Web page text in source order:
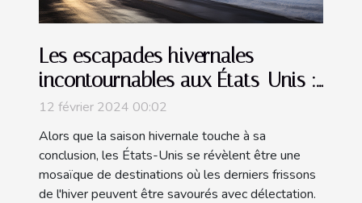
Les escapades hivernales
incontournables aux États-Unis :
Où profiter au mieux de la fin de
l'hiver ?
12 février 2024 00:02
Alors que la saison hivernale touche à sa
conclusion, les États-Unis se révèlent être une
mosaïque de destinations où les derniers frissons
de l'hiver peuvent être savourés avec délectation.